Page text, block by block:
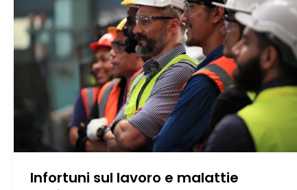
Infortuni sul lavoro e malattie